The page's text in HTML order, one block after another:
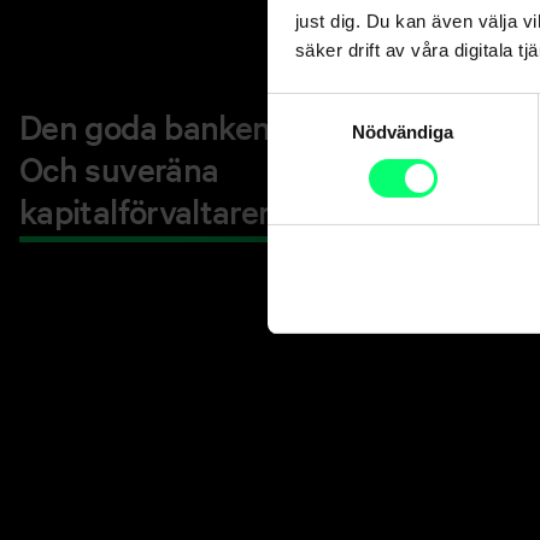
just dig. Du kan även välja
säker drift av våra digitala
Nödvändiga
Den goda banken.
Och suveräna
kapitalförvaltaren.